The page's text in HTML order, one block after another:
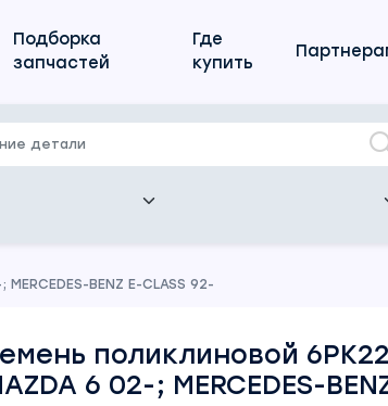
Подборка
запчастей
Где
купить
BENZ E-CLASS 92-
поликлиновой
6 02-; MERCEDES-